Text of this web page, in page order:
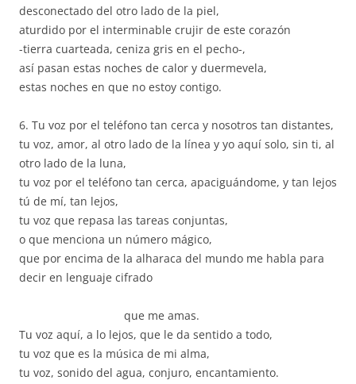
desconectado del otro lado de la piel,
aturdido por el interminable crujir de este corazón
-tierra cuarteada, ceniza gris en el pecho-,
así pasan estas noches de calor y duermevela,
estas noches en que no estoy contigo.
6. Tu voz por el teléfono tan cerca y nosotros tan distantes,
tu voz, amor, al otro lado de la línea y yo aquí solo, sin ti, al
otro lado de la luna,
tu voz por el teléfono tan cerca, apaciguándome, y tan lejos
tú de mí, tan lejos,
tu voz que repasa las tareas conjuntas,
o que menciona un número mágico,
que por encima de la alharaca del mundo me habla para
decir en lenguaje cifrado
que me amas.
Tu voz aquí, a lo lejos, que le da sentido a todo,
tu voz que es la música de mi alma,
tu voz, sonido del agua, conjuro, encantamiento.